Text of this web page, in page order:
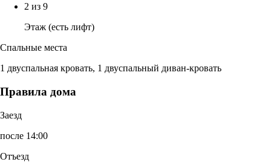
2 из 9
Этаж (есть лифт)
Спальные места
1 двуспальная кровать, 1 двуспальный диван-кровать
Правила дома
Заезд
после 14:00
Отъезд